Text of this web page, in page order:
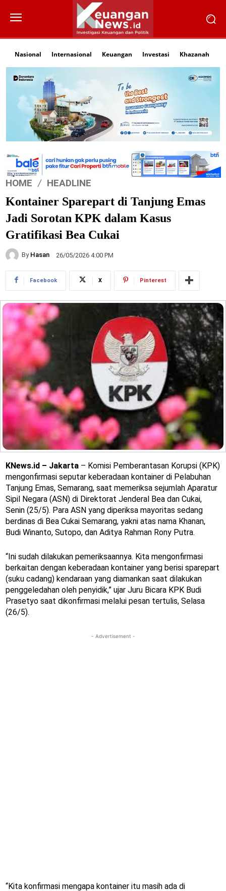
Nasional Internasional Keuangan Investasi Khazanah
HOME HEADLINE
Kontainer Sparepart di Tanjung Emas
Jadi Sorotan KPK dalam Kasus
Gratifikasi Bea Cukai
By Hasan 26/05/2026 4:00 PM
Facebook X Pinterest
KNews.id – Jakarta – Komisi Pemberantasan Korupsi (KPK)
mengonfirmasi seputar keberadaan kontainer di Pelabuhan
Tanjung Emas, Semarang, saat memeriksa sejumlah Aparatur
Sipil Negara (ASN) di Direktorat Jenderal Bea dan Cukai,
Senin (25/5). Para ASN yang diperiksa mayoritas sedang
berdinas di Bea Cukai Semarang, yakni atas nama Khanan,
Budi Winanto, Sutopo, dan Aditya Rahman Rony Putra.
“Ini sudah dilakukan pemeriksaannya. Kita mengonfirmasi
berkaitan dengan keberadaan kontainer yang berisi sparepart
(suku cadang) kendaraan yang diamankan saat dilakukan
penggeledahan oleh penyidik,” ujar Juru Bicara KPK Budi
Prasetyo saat dikonfirmasi melalui pesan tertulis, Selasa
(26/5).
- Advertisement -
“Kita konfirmasi mengapa kontainer itu masih ada di